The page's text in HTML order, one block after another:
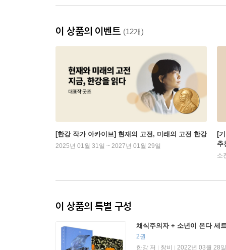
이 상품의 이벤트 (12개)
[한강 작가 아카이브] 현재의 고전, 미래의 고전 한강
2025년 01월 31일 ~ 2027년 01월 29일
[
추
소
이 상품의 특별 구성
채식주의자 + 소년이 온다 세
2권
한강 저
창비 2022년 03월 28일